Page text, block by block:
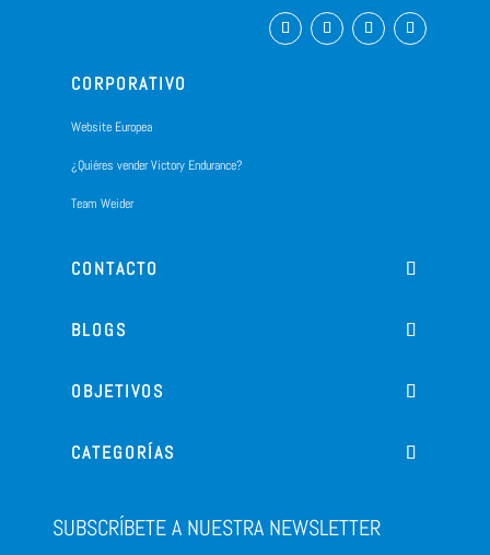
CORPORATIVO
Website Europea
¿Quiéres vender Victory Endurance?
Team Weider
CONTACTO
BLOGS
OBJETIVOS
CATEGORÍAS
SUBSCRÍBETE A NUESTRA NEWSLETTER